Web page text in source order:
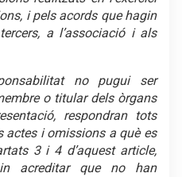
i pels acords que hagin
a l’associació i als
no pugui ser
o titular dels òrgans
respondran tots
actes i omissions a què es
3 i 4 d’aquest article,
acreditar que no han